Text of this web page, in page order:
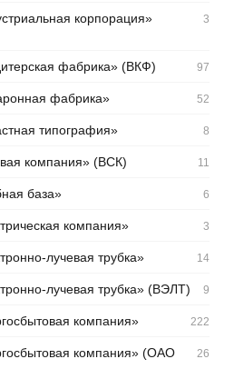
корпорация»
3
фабрика» (ВКФ) 97
фабрика» 52
типография» 8
компания» (ВСК) 11
база» 6
компания» 3
лучевая трубка» 14
лучевая трубка» (ВЭЛТ) 9
компания» 222
компания» (ОАО
26